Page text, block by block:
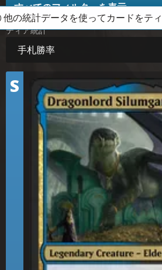
すべてのフィルターを表示
ティア統計
手札勝率
他の統計データを使ってカードをテ
テ
ィ
S 龍(りゅう)王(おう)シルムガル